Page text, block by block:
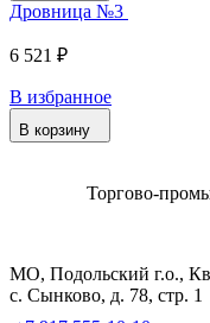
Дровница №3
6 521 ₽
В избранное
В корзину
Торгово-
МО, Подольский г.о.,
с. Сынково, д. 78, стр. 1